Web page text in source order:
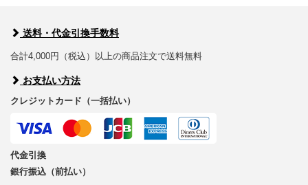
送料・代金引換手数料
合計4,000円（税込）以上の商品注文で送料無料
お支払い方法
クレジットカード（一括払い）
代金引換
銀行振込（前払い）